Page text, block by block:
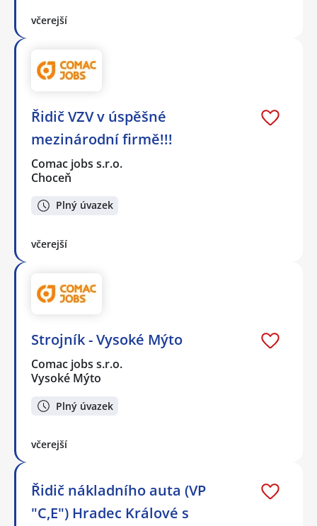
včerejší
Řidič VZV v úspěšné
mezinárodní firmě!!!
Comac jobs s.r.o.
Choceň
Plný úvazek
včerejší
Strojník - Vysoké Mýto
Comac jobs s.r.o.
Vysoké Mýto
Plný úvazek
včerejší
Řidič nákladního auta (VP
"C,E") Hradec Králové s